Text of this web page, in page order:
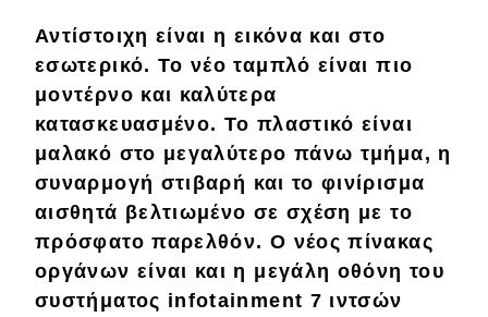
Αγορά
Απόψεις
Test Drive
Δοκιμή
Αποστολή
Συγκρίνουμε
Αντίστοιχη είναι η εικόνα και στο
εσωτερικό. Το νέο ταμπλό είναι πιο
μοντέρνο και καλύτερα
κατασκευασμένο. Το πλαστικό είναι
μαλακό στο μεγαλύτερο πάνω τμήμα, η
συναρμογή στιβαρή και το φινίρισμα
αισθητά βελτιωμένο σε σχέση με το
πρόσφατο παρελθόν. Ο νέος πίνακας
οργάνων είναι και η μεγάλη οθόνη του
συστήματος infotainment 7 ιντσών